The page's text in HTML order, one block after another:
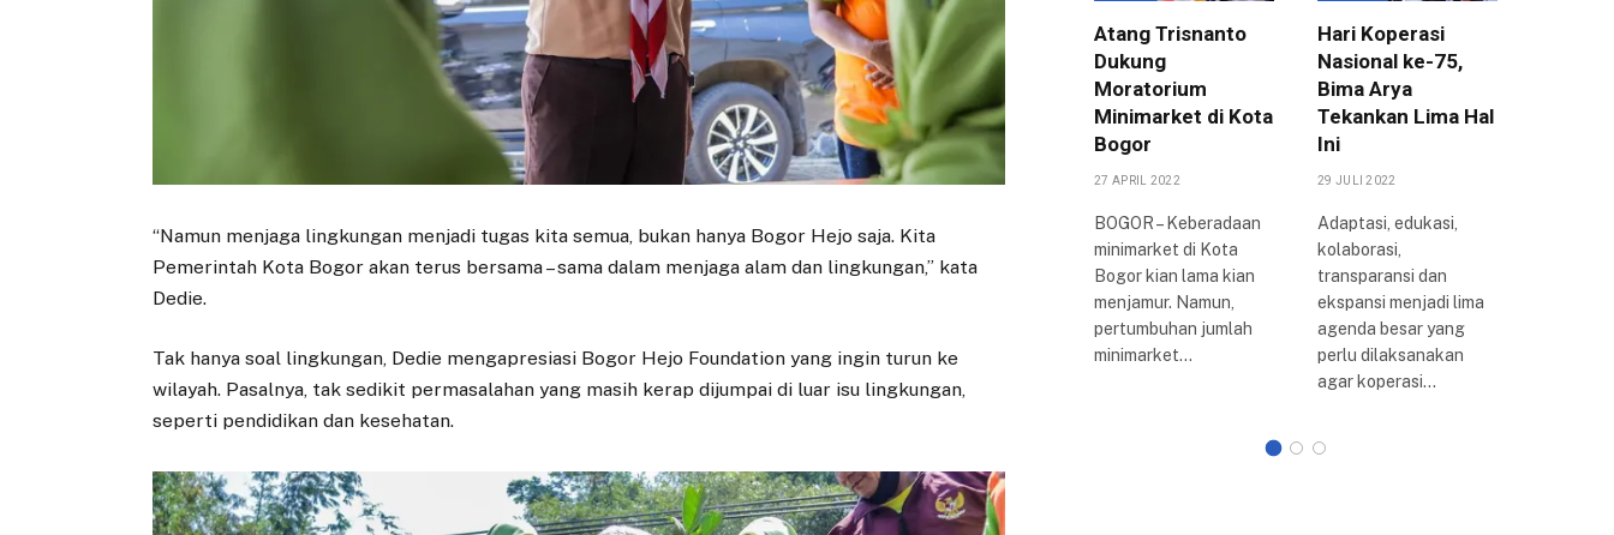
“Namun menjaga lingkungan menjadi tugas kita semua, bukan hanya Bogor Hejo saja. Kita
Pemerintah Kota Bogor akan terus bersama – sama dalam menjaga alam dan lingkungan,” kata
Dedie.
Tak hanya soal lingkungan, Dedie mengapresiasi Bogor Hejo Foundation yang ingin turun ke
wilayah. Pasalnya, tak sedikit permasalahan yang masih kerap dijumpai di luar isu lingkungan,
seperti pendidikan dan kesehatan.
BRI Bogor
Pajajaran Salurkan
Bantuan Tenda
dan Kursi untuk
Warga Desa
Cilember
BOGOR – PT Bank
Rakyat Indonesia
Pajajaran kembali
menunjukkan…
Dirum PPJ
Dikabarkan
Mundur, Dewan
Minta Segera Cari
Plt
5 AGUSTUS 2026
Komisi II DPRD Kota
Bogor, Achmad Rifky
pengunduran diri…
Atang Trisnanto
Dukung
Moratorium
Minimarket di Kota
Bogor
27 APRIL 2022
BOGOR – Keberadaan
minimarket di Kota
Bogor kian lama kian
menjamur. Namun,
pertumbuhan jumlah
minimarket…
Hari Koperasi
Nasional ke-75,
Bima Arya
Tekankan Lima Hal
Ini
29 JULI 2022
Adaptasi, edukasi,
kolaborasi,
transparansi dan
ekspansi menjadi lima
agenda besar yang
perlu dilaksanakan
agar koperasi…